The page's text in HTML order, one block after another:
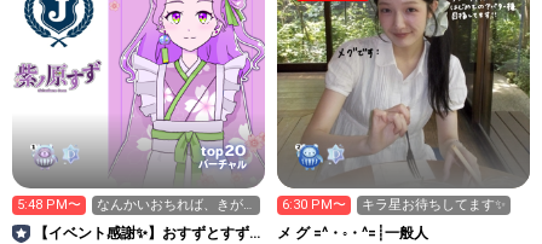
top20
バーチャル
5:48 PM〜
なんかいおちれば、きが
すみますか…？
【イベント感謝✨️】おすずとすず
6:30 PM〜 キラ星お待ちしてます✨
メ グ =^・◦・^=┊︎一般人